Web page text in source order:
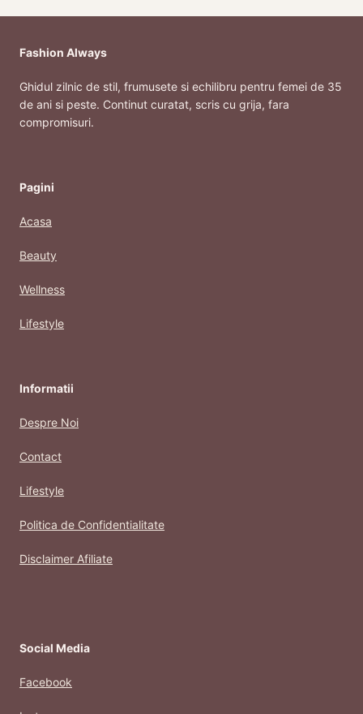
Fashion Always
Ghidul zilnic de stil, frumusete si echilibru pentru femei de 35
de ani si peste. Continut curatat, scris cu grija, fara
compromisuri.
Pagini
Acasa
Beauty
Wellness
Lifestyle
Informatii
Despre Noi
Contact
Lifestyle
Politica de Confidentialitate
Disclaimer Afiliate
Social Media
Facebook